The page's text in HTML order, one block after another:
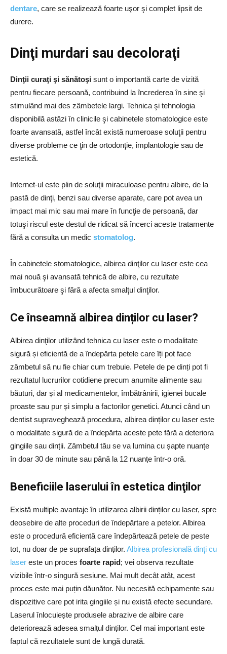
dentare, care se realizează foarte uşor şi complet lipsit de
durere.
Dinţi murdari sau decoloraţi
Dinţii curaţi şi sănătoşi sunt o importantă carte de vizită
pentru fiecare persoană, contribuind la încrederea în sine şi
stimulând mai des zâmbetele largi. Tehnica şi tehnologia
disponibilă astăzi în clinicile şi cabinetele stomatologice este
foarte avansată, astfel încât există numeroase soluţii pentru
diverse probleme ce ţin de ortodonţie, implantologie sau de
estetică.
Internet-ul este plin de soluţii miraculoase pentru albire, de la
pastă de dinţi, benzi sau diverse aparate, care pot avea un
impact mai mic sau mai mare în funcţie de persoană, dar
totuşi riscul este destul de ridicat să încerci aceste tratamente
fără a consulta un medic stomatolog.
În cabinetele stomatologice, albirea dinţilor cu laser este cea
mai nouă şi avansată tehnică de albire, cu rezultate
îmbucurătoare şi fără a afecta smalţul dinţilor.
Ce înseamnă albirea dinților cu laser?
Albirea dinţilor utilizând tehnica cu laser este o modalitate
sigură și eficientă de a îndepărta petele care îți pot face
zâmbetul să nu fie chiar cum trebuie. Petele de pe dinți pot fi
rezultatul lucrurilor cotidiene precum anumite alimente sau
băuturi, dar și al medicamentelor, îmbătrânirii, igienei bucale
proaste sau pur și simplu a factorilor genetici. Atunci când un
dentist supraveghează procedura, albirea dinților cu laser este
o modalitate sigură de a îndepărta aceste pete fără a deteriora
gingiile sau dinții. Zâmbetul tău se va lumina cu șapte nuanțe
în doar 30 de minute sau până la 12 nuanțe într-o oră.
Beneficiile laserului în estetica dinţilor
Există multiple avantaje în utilizarea albirii dinților cu laser, spre
deosebire de alte proceduri de îndepărtare a petelor. Albirea
este o procedură eficientă care îndepărtează petele de peste
tot, nu doar de pe suprafața dinților. Albirea profesională dinţi cu
laser este un proces foarte rapid; vei observa rezultate
vizibile într-o singură sesiune. Mai mult decât atât, acest
proces este mai puțin dăunător. Nu necesită echipamente sau
dispozitive care pot irita gingiile și nu există efecte secundare.
Laserul înlocuiește produsele abrazive de albire care
deteriorează adesea smalțul dinților. Cel mai important este
faptul că rezultatele sunt de lungă durată.